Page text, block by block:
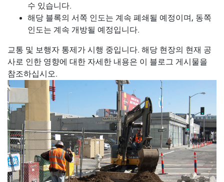
수 있습니다.
해당 블록의 서쪽 인도는 계속 폐쇄될 예정이며, 동쪽
인도는 계속 개방될 예정입니다.
교통 및 보행자 통제가 시행 중입니다. 해당 현장의 현재 공
사로 인한 영향에 대한 자세한 내용은 이 블로그 게시물을
참조하십시오.